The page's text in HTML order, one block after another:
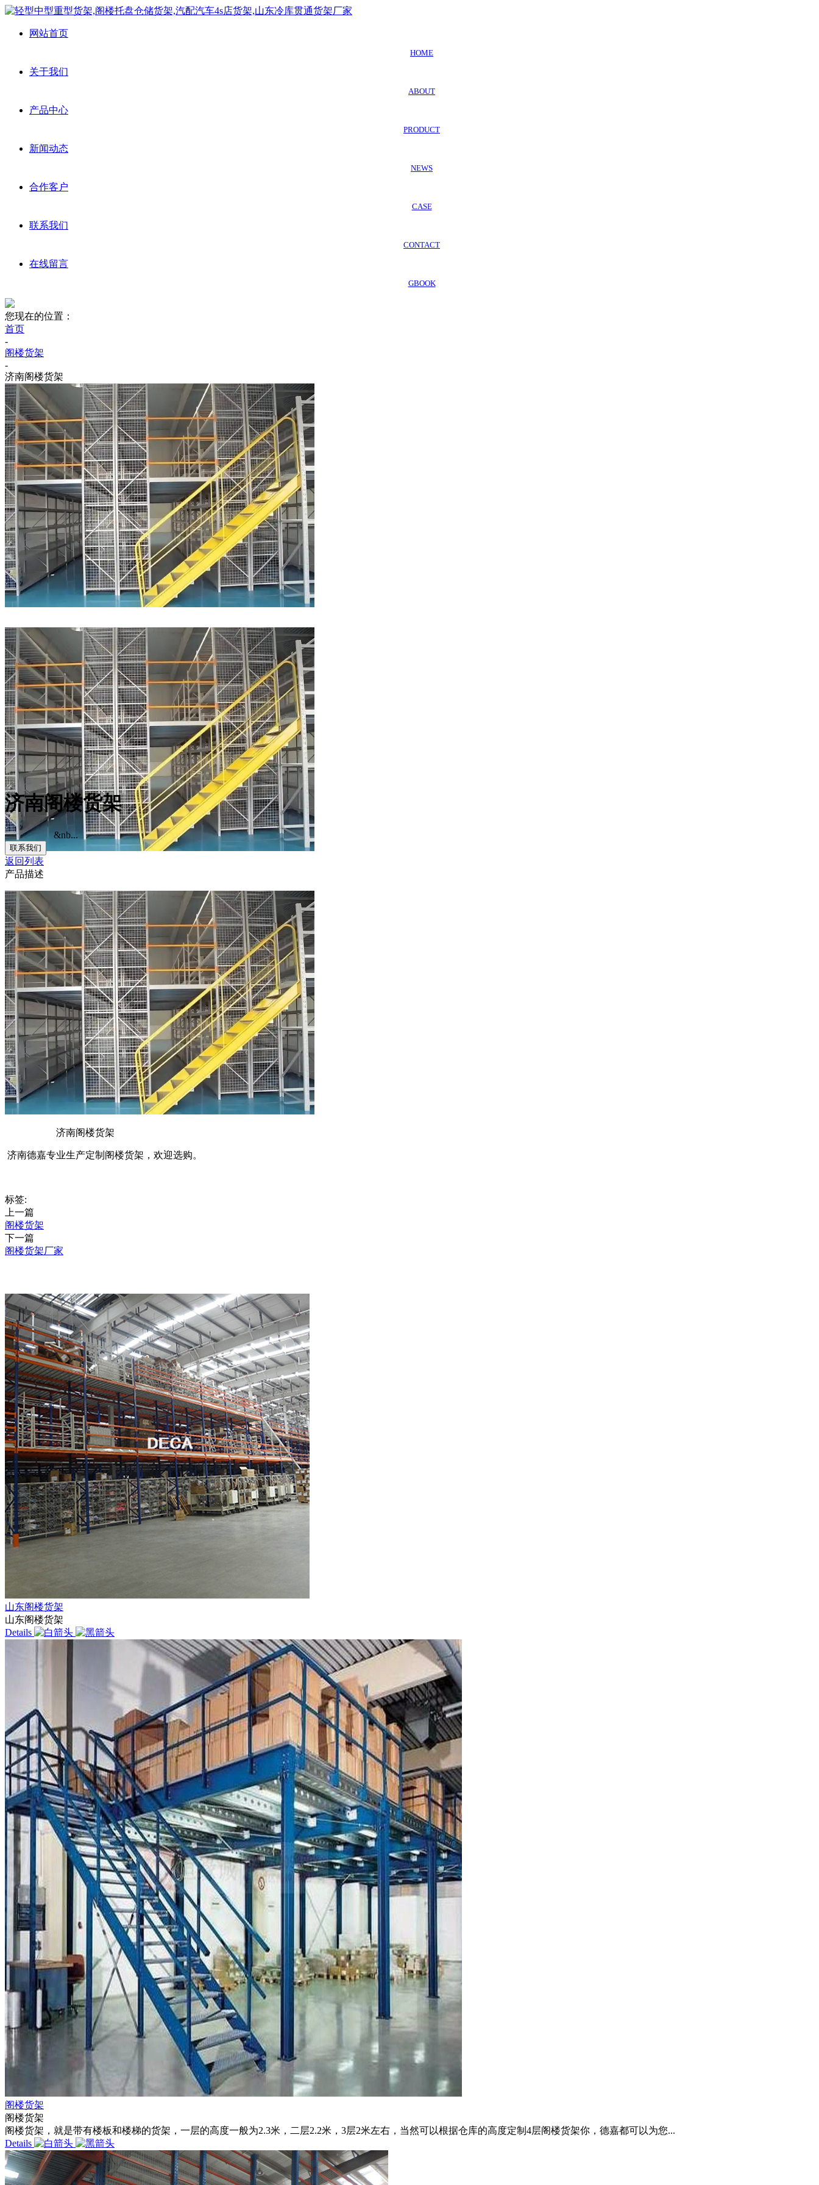
网站首页
HOME
关于我们
ABOUT
产品中心
PRODUCT
新闻动态
NEWS
合作客户
CASE
联系我们
CONTACT
在线留言
GBOOK
您现在的位置：
首页
-
阁楼货架
-
济南阁楼货架
济南阁楼货架
&nb...
联系我们
返回列表
产品描述
济南阁楼货架
济南德嘉专业生产定制阁楼货架，欢迎选购。
标签:
上一篇
阁楼货架
下一篇
阁楼货架厂家
山东阁楼货架
山东阁楼货架
Details
阁楼货架
阁楼货架
阁楼货架，就是带有楼板和楼梯的货架，一层的高度一般为2.3米，二层2.2米，3层2米左右，当然可以根据仓库的高度定制4层阁楼货架你，德嘉都可以为您...
Details